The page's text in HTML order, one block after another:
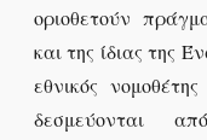
οριοθετούν
και της ίδιας της
εθνικός
δεσμεύονται